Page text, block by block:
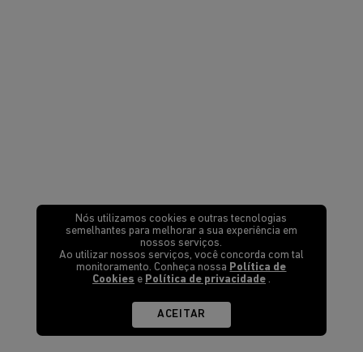
Nós utilizamos cookies e outras tecnologias
semelhantes para melhorar a sua experiência em
nossos serviços.
Ao utilizar nossos serviços, você concorda com tal
monitoramento. Conheça nossa Política de
Cookies e Política de privacidade.
ACEITAR